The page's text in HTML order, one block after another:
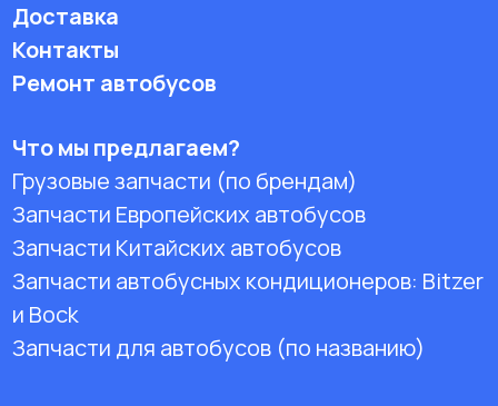
Доставка
Контакты
Ремонт автобусов
Что мы предлагаем?
Грузовые запчасти (по брендам)
Запчасти Европейских автобусов
Запчасти Китайских автобусов
Запчасти автобусных кондиционеров: Bitzer
и Bock
Запчасти для автобусов (по названию)